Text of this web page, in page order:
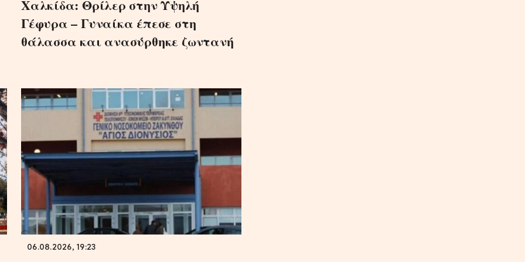
Χαλκίδα: Θρίλερ στην Υψηλή
Γέφυρα – Γυναίκα έπεσε στη
θάλασσα και ανασύρθηκε ζωντανή
06.08.2026, 19:23